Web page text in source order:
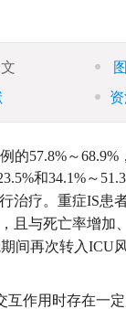
图
的57.8%～
和34.1%～
治疗。重症IS患
且与死亡率增
间再次转入ICU
作用时存在一